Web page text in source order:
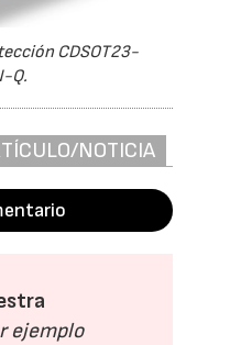
CDSOT23-
Q.
NOTICIA
ejemplo